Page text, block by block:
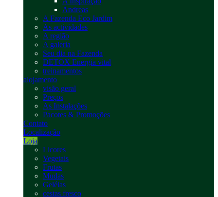
Andreas
A Fazenda Eco Jardim
As actividades
A região
A galeria
Seu dia na Fazenda
DETOX Energia vital
treinamentos
alojamento
visão geral
Preços
As Instalações
Pacotes & Promoções
Contato
Localização
Loja
Licores
Vegetais
Frutas
Mudas
Geléias
cestas fresco